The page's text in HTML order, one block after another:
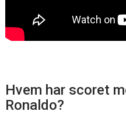
Hvem har scoret
Ronaldo?